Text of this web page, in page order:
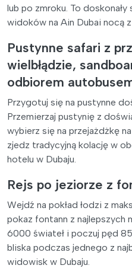
lub po zmroku. To
widoków na Ain Dubai nocą
Pustynne safari z
wielbłądzie,
odbiorem
Przygotuj się na pustynne
Przemierzaj pustynię z
wybierz się na przejażdżkę
zjedz tradycyjną kolację w
hotelu w Dubaju.
Rejs po jeziorze z
Wejdź na pokład łodzi z
pokaz fontann z najlepszych
6000 świateł i poczuj pęd
bliska podczas jednego z
widowisk w Dubaju.